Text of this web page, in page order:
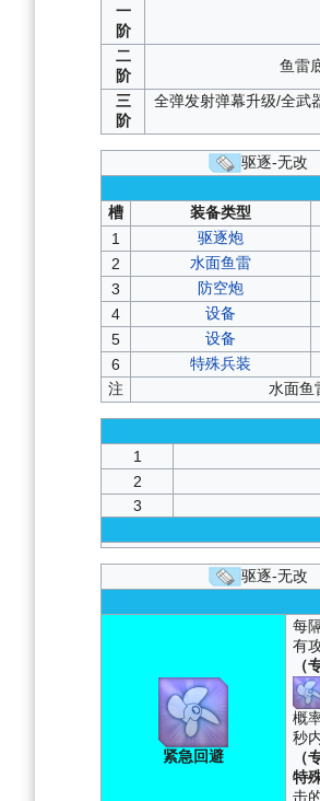
一
阶
二
阶
鱼雷
三
阶
全弹发射弹幕升级/全武
驱逐-无改
槽
装备类型
1
驱逐炮
2
水面鱼雷
3
防空炮
4
设备
5
设备
6
特殊兵装
注
水面鱼
1
2
3
驱逐-无改
紧急回避
每
有
（
概
秒
（
特
击